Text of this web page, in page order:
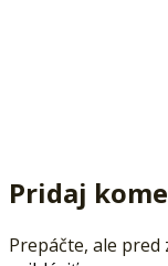
Pridaj
Prepáčte, ale